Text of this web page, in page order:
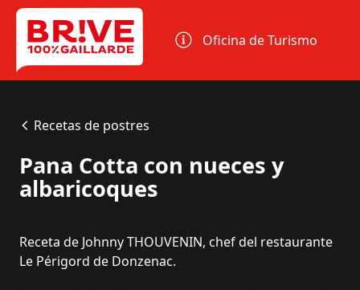
Panel de gestión de cookies
Oficina de Turismo
Recetas de postres
Pana Cotta con nueces y
albaricoques
Receta de Johnny THOUVENIN, chef del restaurante
Le Périgord de Donzenac.